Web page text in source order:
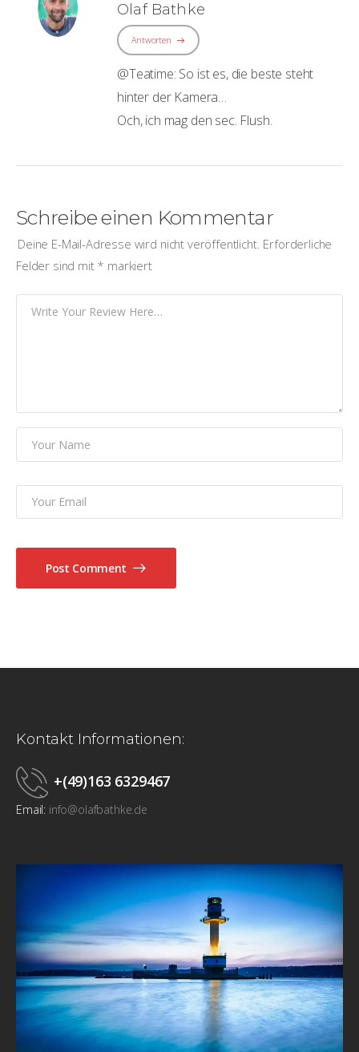
Olaf Bathke
Antworten
@Teatime: So ist es, die beste steht
hinter der Kamera…
Och, ich mag den sec. Flush.
Schreibe einen Kommentar
Deine E-Mail-Adresse wird nicht veröffentlicht. Erforderliche
Felder sind mit * markiert
Post Comment
Kontakt Informationen:
+(49)163 6329467
Email: info@olafbathke.de